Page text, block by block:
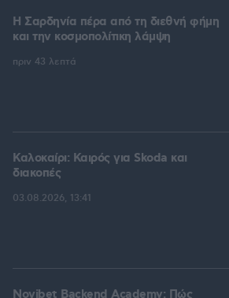
Η Σαρδηνία πέρα από τη διεθνή φήμη
και την κοσμοπολίτικη λάμψη
πριν 43 λεπτά
Καλοκαίρι: Καιρός για Skoda και
διακοπές
03.08.2026, 13:41